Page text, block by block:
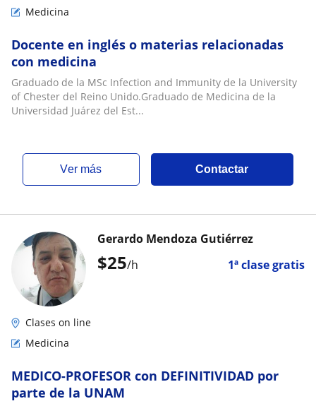
Medicina
Docente en inglés o materias relacionadas
con medicina
Graduado de la MSc Infection and Immunity de la University
of Chester del Reino Unido.Graduado de Medicina de la
Universidad Juárez del Est...
ver más Contactar
$25/h 1ª clase gratis
Gerardo Mendoza Gutiérrez
Clases on line
Medicina
MEDICO-PROFESOR con DEFINITIVIDAD por
parte de la UNAM